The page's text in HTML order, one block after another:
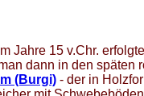
Jahre 15 v.Chr.
dann in den
(Burgi) - der in